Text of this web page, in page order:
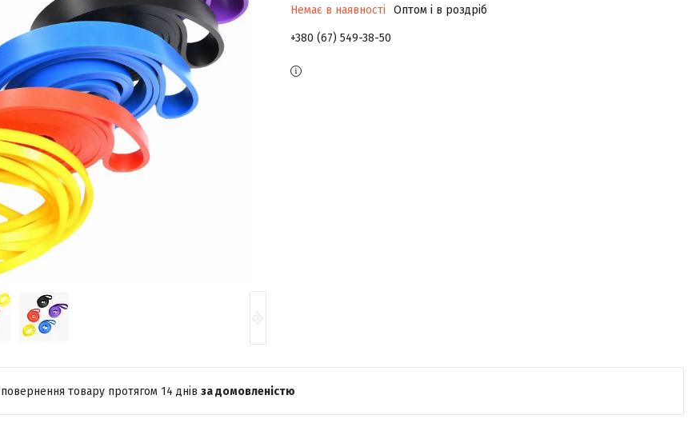
Немає в наявності Оптом і в роздріб
+380 (67) 549-38-50
повернення товару протягом 14 днів за домовленістю